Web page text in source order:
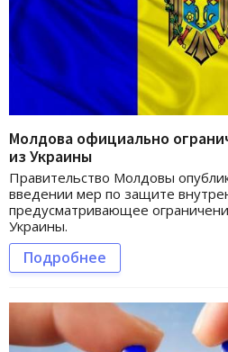
Молдова официально
из Украины
Правительство Молдовы
введении мер по защите
предусматривающее
Украины.
Подробнее